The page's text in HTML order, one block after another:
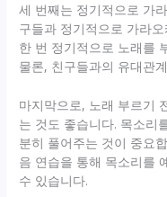
세 번째는 정기적으로 가
구들과 정기적으로 가라
한 번 정기적으로 노래를
물론, 친구들과의 유대관
마지막으로, 노래 부르기
는 것도 좋습니다. 목소리
분히 풀어주는 것이 중요
음 연습을 통해 목소리를
수 있습니다.